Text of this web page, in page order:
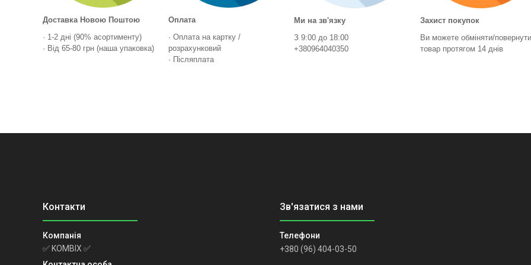
Доставка Новою Поштою
· 1-2 дні (90% асортименту)
· Від 65-80 грн (наша упаковка)
Оплата
· Оплата на картку /
розрахунковий
· Післяплата
Ми на зв'язку
З 9:00 до 18:00
+380964040350
Захист покупок
Ви можете обміняти/повернути
товар протягом 14 днів
✅ KOMBIX ✅ +380 (96) 404-03-50